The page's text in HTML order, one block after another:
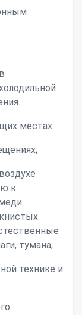
местах:
к
тумана;
технике и